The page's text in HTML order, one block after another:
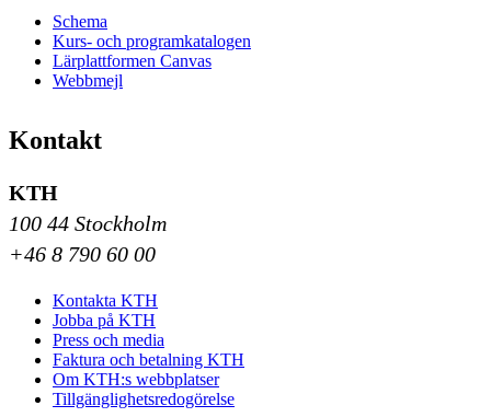
Schema
Kurs- och programkatalogen
Lärplattformen Canvas
Webbmejl
Kontakt
KTH
100 44 Stockholm
+46 8 790 60 00
Kontakta KTH
Jobba på KTH
Press och media
Faktura och betalning KTH
Om KTH:s webbplatser
Tillgänglighetsredogörelse